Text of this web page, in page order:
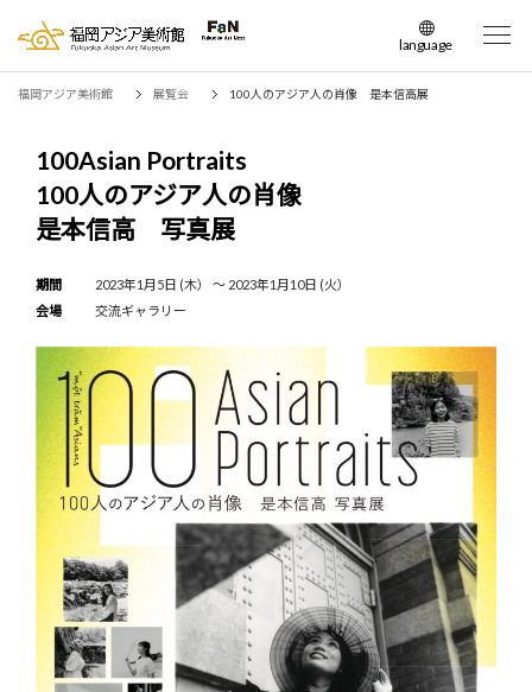
language
日本語
福岡アジア美術館 展覧会 100人のアジア人の肖像 是本信高展
100Asian Portraits
100人のアジア人の肖像
是本信高 写真展
期間
2023年1月5日 (木） 〜 2023年1月10日 (火）
会場
交流ギャラリー